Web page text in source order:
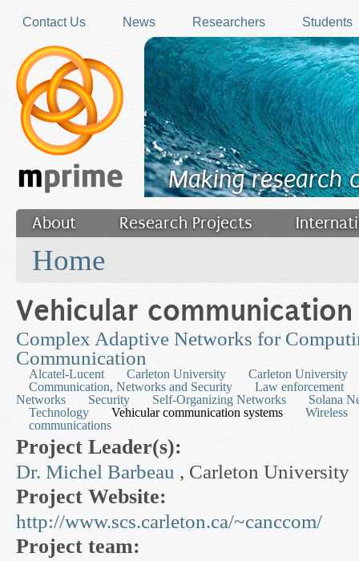
Contact Us
News Researchers Students
Making research
About Research Projects
Filler
Home
Vehicular
Complex Adaptive Networks for
Communication
Alcatel-Lucent Carleton University
Carleton University
Communication, Networks and Security
Law enforcement
Networks
Security Self-Organizing Networks
Solana
Technology
Vehicular communication systems
Wireless
communications
Project Leader(s):
Dr. Michel Barbeau , Carleton University
Project Website:
http://www.scs.carleton.ca/~canccom/
Project team: